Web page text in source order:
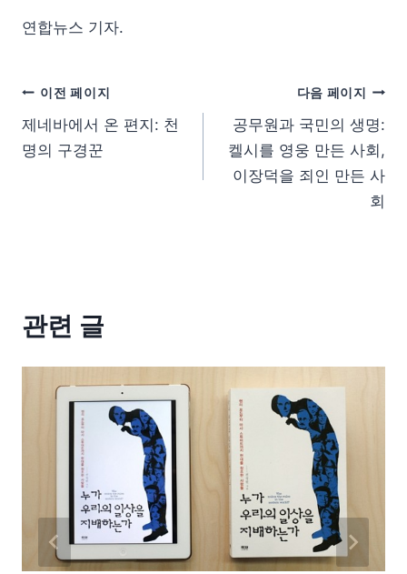
연합뉴스 기자.
이전 페이지
제네바에서 온 편지: 천
명의 구경꾼
다음 페이지
공무원과 국민의 생명:
켈시를 영웅 만든 사회,
이장덕을 죄인 만든 사
회
관련 글